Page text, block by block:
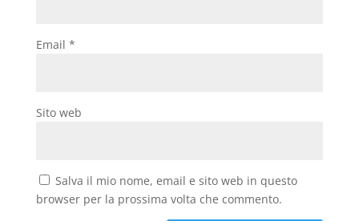
Email *
Sito web
Salva il mio nome, email e sito web in questo
browser per la prossima volta che commento.